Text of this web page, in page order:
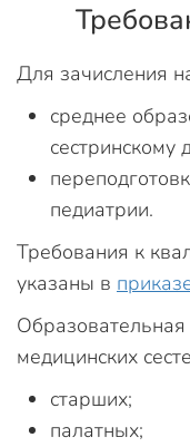
Для зачисления
среднее
сестринскому
педиатрии.
Требования к
указаны в
медицинских
старших;
палатных;